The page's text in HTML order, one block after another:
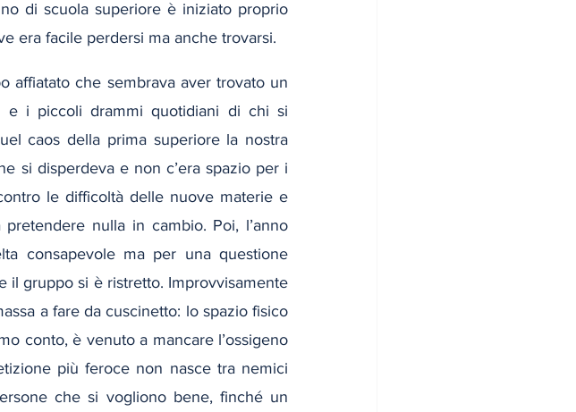
di scuola superiore è iniziato proprio
era facile perdersi ma anche trovarsi.
affiatato che sembrava aver trovato un
e i piccoli drammi quotidiani di chi si
caos della prima superiore la nostra
si disperdeva e non c’era spazio per i
le difficoltà delle nuove materie e
nulla in cambio. Poi, l’anno
consapevole ma per una questione
il gruppo si è ristretto. Improvvisamente
a fare da cuscinetto: lo spazio fisico
conto, è venuto a mancare l’ossigeno
più feroce non nasce tra nemici
che si vogliono bene, finché un